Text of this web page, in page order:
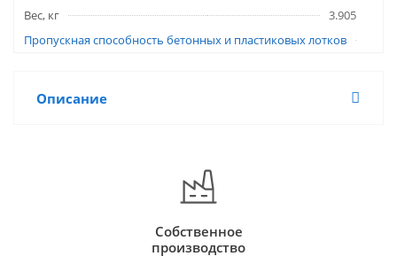
Вес, кг
3.905
Пропускная способность бетонных и пластиковых лотков
Описание
Собственное
производство